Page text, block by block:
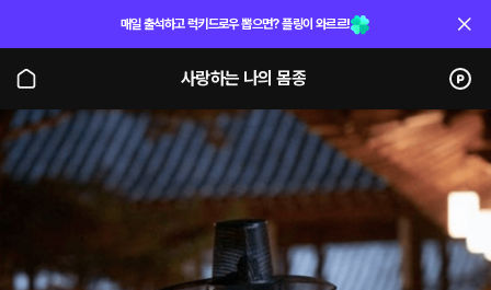
매일 출석하고 럭키드로우 뽑으면? 플링이 와르르!
사랑하는 나의 몸종